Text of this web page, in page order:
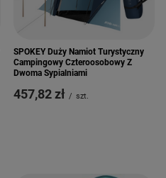
SPOKEY Duży Namiot Turystyczny
Campingowy Czteroosobowy Z
Dwoma Sypialniami
457,82 zł / szt.